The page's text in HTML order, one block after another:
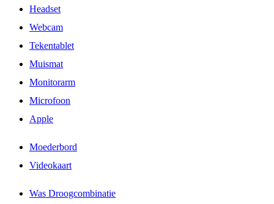
Headset
Webcam
Tekentablet
Muismat
Monitorarm
Microfoon
Apple
Moederbord
Videokaart
Was Droogcombinatie